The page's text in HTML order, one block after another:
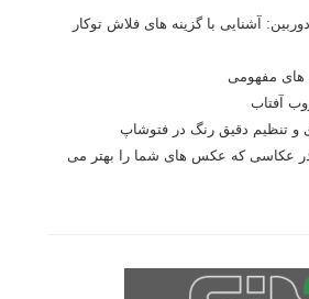
آشنایی با گزینه های فلاش توکار
های مفهومی
آفتاب
در عکاسی که عکس های شما را بهتر می